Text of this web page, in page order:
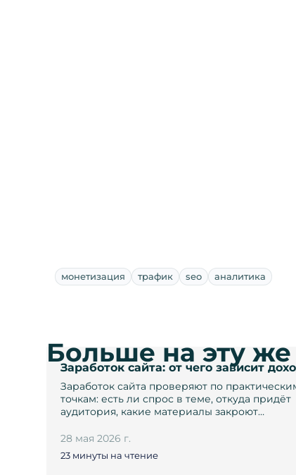
монетизация трафик seo аналитика
Заработок сайта: от чего зависит
Заработок сайта проверяют по
точкам: есть ли спрос в теме, откуда придёт
аудитория, какие материалы закроют…
28 мая 2026 г.
23 минуты на чтение
Больше на эту же